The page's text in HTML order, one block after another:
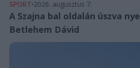
SPORT 2026. augusztus 7.
A Szajna bal oldalán úszva
Betlehem Dávid